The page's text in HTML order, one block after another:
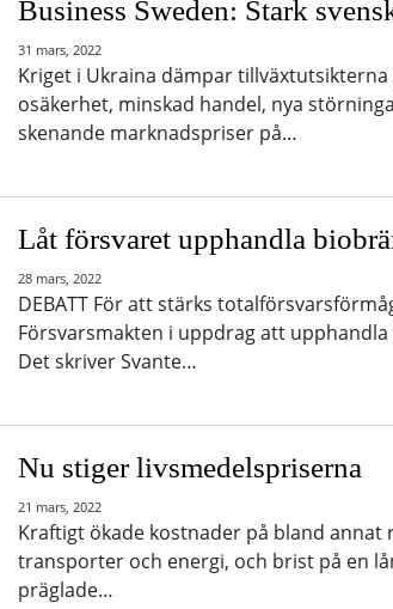
Business Sweden: Stark
31 mars, 2022
Kriget i Ukraina dämpar
osäkerhet, minskad handel, nya
skenande marknadspriser på…
Låt försvaret upphandla
28 mars, 2022
DEBATT För att stärks
Försvarsmakten i uppdrag att
Det skriver Svante…
Nu stiger livsmedelspriserna
21 mars, 2022
Kraftigt ökade kostnader på bland
transporter och energi, och brist på en
präglade…